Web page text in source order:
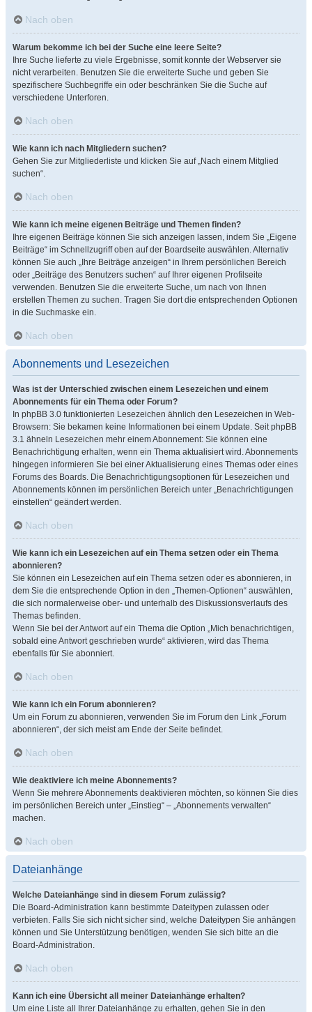
Nach oben
Warum bekomme ich bei der Suche eine leere Seite?
Ihre Suche lieferte zu viele Ergebnisse, somit konnte der Webserver sie
nicht verarbeiten. Benutzen Sie die erweiterte Suche und geben Sie
spezifischere Suchbegriffe ein oder beschränken Sie die Suche auf
verschiedene Unterforen.
Nach oben
Wie kann ich nach Mitgliedern suchen?
Gehen Sie zur Mitgliederliste und klicken Sie auf „Nach einem Mitglied
suchen“.
Nach oben
Wie kann ich meine eigenen Beiträge und Themen finden?
Ihre eigenen Beiträge können Sie sich anzeigen lassen, indem Sie „Eigene
Beiträge“ im Schnellzugriff oben auf der Boardseite auswählen. Alternativ
können Sie auch „Ihre Beiträge anzeigen“ in Ihrem persönlichen Bereich
oder „Beiträge des Benutzers suchen“ auf Ihrer eigenen Profilseite
verwenden. Benutzen Sie die erweiterte Suche, um nach von Ihnen
erstellen Themen zu suchen. Tragen Sie dort die entsprechenden Optionen
in die Suchmaske ein.
Nach oben
Abonnements und Lesezeichen
Was ist der Unterschied zwischen einem Lesezeichen und einem
Abonnements für ein Thema oder Forum?
In phpBB 3.0 funktionierten Lesezeichen ähnlich den Lesezeichen in Web-
Browsern: Sie bekamen keine Informationen bei einem Update. Seit phpBB
3.1 ähneln Lesezeichen mehr einem Abonnement: Sie können eine
Benachrichtigung erhalten, wenn ein Thema aktualisiert wird. Abonnements
hingegen informieren Sie bei einer Aktualisierung eines Themas oder eines
Forums des Boards. Die Benachrichtigungsoptionen für Lesezeichen und
Abonnements können im persönlichen Bereich unter „Benachrichtigungen
einstellen“ geändert werden.
Nach oben
Wie kann ich ein Lesezeichen auf ein Thema setzen oder ein Thema
abonnieren?
Sie können ein Lesezeichen auf ein Thema setzen oder es abonnieren, in
dem Sie die entsprechende Option in den „Themen-Optionen“ auswählen,
die sich normalerweise ober- und unterhalb des Diskussionsverlaufs des
Themas befinden.
Wenn Sie bei der Antwort auf ein Thema die Option „Mich benachrichtigen,
sobald eine Antwort geschrieben wurde“ aktivieren, wird das Thema
ebenfalls für Sie abonniert.
Nach oben
Wie kann ich ein Forum abonnieren?
Um ein Forum zu abonnieren, verwenden Sie im Forum den Link „Forum
abonnieren“, der sich meist am Ende der Seite befindet.
Nach oben
Wie deaktiviere ich meine Abonnements?
Wenn Sie mehrere Abonnements deaktivieren möchten, so können Sie dies
im persönlichen Bereich unter „Einstieg“ – „Abonnements verwalten“
machen.
Nach oben
Dateianhänge
Welche Dateianhänge sind in diesem Forum zulässig?
Die Board-Administration kann bestimmte Dateitypen zulassen oder
verbieten. Falls Sie sich nicht sicher sind, welche Dateitypen Sie anhängen
können und Sie Unterstützung benötigen, wenden Sie sich bitte an die
Board-Administration.
Nach oben
Kann ich eine Übersicht all meiner Dateianhänge erhalten?
Um eine Liste all Ihrer Dateianhänge zu erhalten, gehen Sie in den